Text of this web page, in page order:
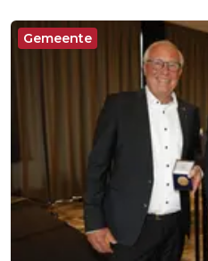
Gemeente